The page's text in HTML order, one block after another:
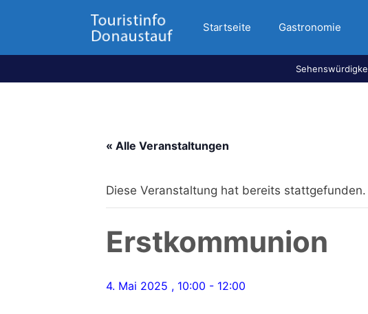
Startseite Gastronomie
« Alle Veranstaltungen
Diese Veranstaltung hat bereits stattgefunden.
Erstkommunion
4. Mai 2025 , 10:00 - 12:00